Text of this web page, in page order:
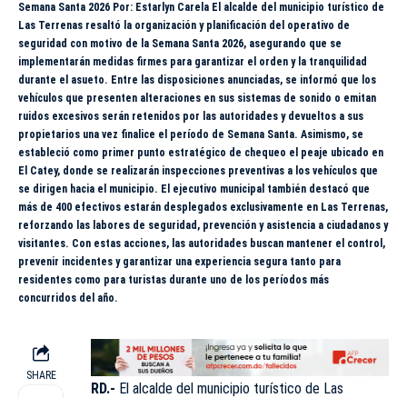
Semana Santa 2026 Por: Estarlyn Carela El alcalde del municipio turístico de
Las Terrenas resaltó la organización y planificación del operativo de
seguridad con motivo de la Semana Santa 2026, asegurando que se
implementarán medidas firmes para garantizar el orden y la tranquilidad
durante el asueto. Entre las disposiciones anunciadas, se informó que los
vehículos que presenten alteraciones en sus sistemas de sonido o emitan
ruidos excesivos serán retenidos por las autoridades y devueltos a sus
propietarios una vez finalice el período de Semana Santa. Asimismo, se
estableció como primer punto estratégico de chequeo el peaje ubicado en
El Catey, donde se realizarán inspecciones preventivas a los vehículos que
se dirigen hacia el municipio. El ejecutivo municipal también destacó que
más de 400 efectivos estarán desplegados exclusivamente en Las Terrenas,
reforzando las labores de seguridad, prevención y asistencia a ciudadanos y
visitantes. Con estas acciones, las autoridades buscan mantener el control,
prevenir incidentes y garantizar una experiencia segura tanto para
residentes como para turistas durante uno de los períodos más
concurridos del año.
SHARE
RD.- El alcalde del municipio turístico de Las